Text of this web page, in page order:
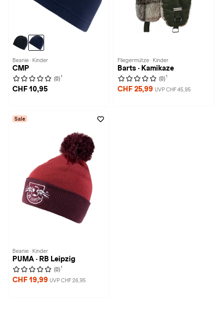
Beanie · Kinder
CMP
(0) 1
CHF 10,95
Fliegermütze · Kinder
Barts · Kamikaze
(0) 1
CHF 25,99 UVP CHF 45,95
Sale
Beanie · Kinder
PUMA · RB Leipzig
(0) 1
CHF 19,99 UVP CHF 26,95